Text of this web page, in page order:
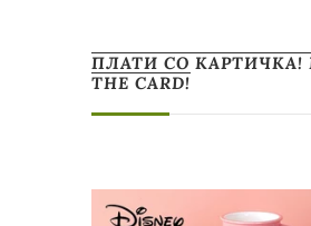
ПЛАТИ СО КАРТИЧКА!
THE CARD!